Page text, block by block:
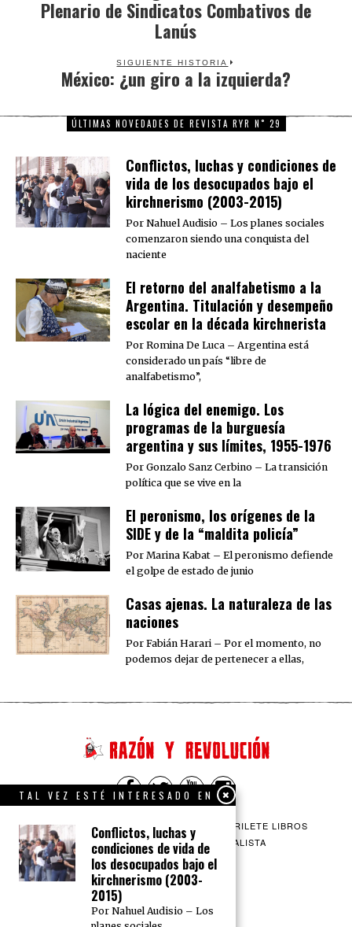
post:
Plenario de Sindicatos Combativos de
Lanús
SIGUIENTE HISTORIA
Next
México: ¿un giro a la izquierda?
ÚLTIMAS NOVEDADES DE REVISTA RYR N˚ 29
Conflictos, luchas y condiciones de
vida de los desocupados bajo el
kirchnerismo (2003-2015)
Por Nahuel Audisio – Los planes sociales
comenzaron siendo una conquista del
naciente
El retorno del analfabetismo a la
Argentina. Titulación y desempeño
escolar en la década kirchnerista
Por Romina De Luca – Argentina está
considerado un país “libre de
analfabetismo”,
La lógica del enemigo. Los
programas de la burguesía
argentina y sus límites, 1955-1976
Por Gonzalo Sanz Cerbino – La transición
política que se vive en la
El peronismo, los orígenes de la
SIDE y de la “maldita policía”
Por Marina Kabat – El peronismo defiende
el golpe de estado de junio
Casas ajenas. La naturaleza de las
naciones
Por Fabián Harari – Por el momento, no
podemos dejar de pertenecer a ellas,
QUIENES SOMOS CONTACTO
BARRILETE LIBROS
CEICS
ENGLISH VÍA SOCIALISTA
TAL VEZ ESTÉ INTERESADO EN
Conflictos, luchas y
condiciones de vida de
los desocupados bajo el
kirchnerismo (2003-
2015)
Por Nahuel Audisio – Los